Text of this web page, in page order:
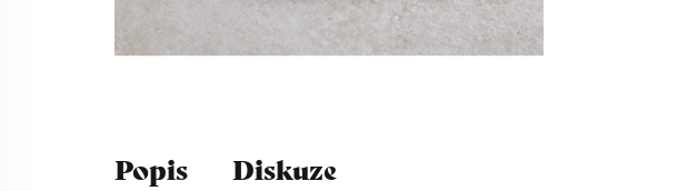
Popis Diskuze